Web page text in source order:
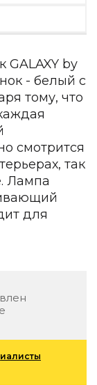
по вашему
по вашему
GALAXY by
- белый с
тому, что
смотрится
так
Лампа
для